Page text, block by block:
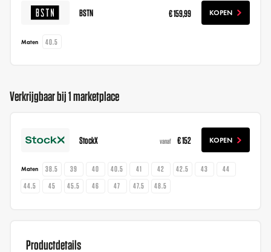
BSTN € 159,99 KOPEN
Maten 40.5
Verkrijgbaar bij 1 marketplace
StockX vanaf € 152 KOPEN
Maten 38.5 39 40 40.5 41 42 42.5 43
44
44.5
45 45.5 46 47 47.5 48.5
Productdetails